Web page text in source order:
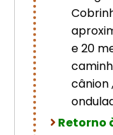
e 20
cânion
Retorno